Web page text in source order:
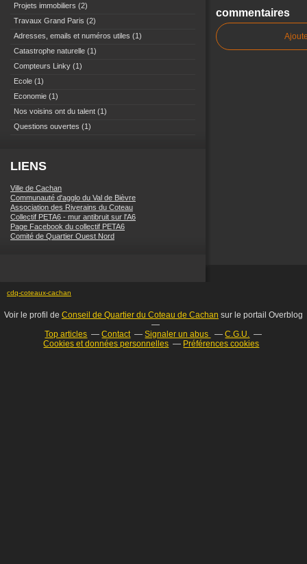
Projets immobiliers (2)
Travaux Grand Paris (2)
Adresses, emails et numéros utiles (1)
Catastrophe naturelle (1)
Compteurs Linky (1)
Ecole (1)
Economie (1)
Nos voisins ont du talent (1)
Questions ouvertes (1)
LIENS
Ville de Cachan
Communauté d'agglo du Val de Bièvre
Association des Riverains du Coteau
Collectif PETA6 - mur antibruit sur l'A6
Page Facebook du collectif PETA6
Comité de Quartier Ouest Nord
commentaires
cdq-coteaux-cachan
Voir le profil de Conseil de Quartier du Coteau de Cachan sur le portail Overblog
Top articles
Contact Signaler un abus
C.G.U.
Cookies et données personnelles
Préférences cookies